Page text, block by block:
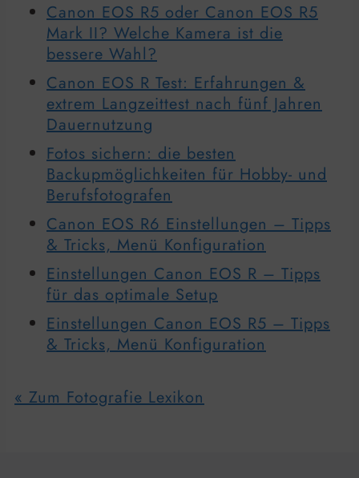
Canon EOS R5 oder Canon EOS R5
Mark II? Welche Kamera ist die
bessere Wahl?
Canon EOS R Test: Erfahrungen &
extrem Langzeittest nach fünf Jahren
Dauernutzung
Fotos sichern: die besten
Backupmöglichkeiten für Hobby- und
Berufsfotografen
Canon EOS R6 Einstellungen – Tipps
& Tricks, Menü Konfiguration
Einstellungen Canon EOS R – Tipps
für das optimale Setup
Einstellungen Canon EOS R5 – Tipps
& Tricks, Menü Konfiguration
« Zum Fotografie Lexikon